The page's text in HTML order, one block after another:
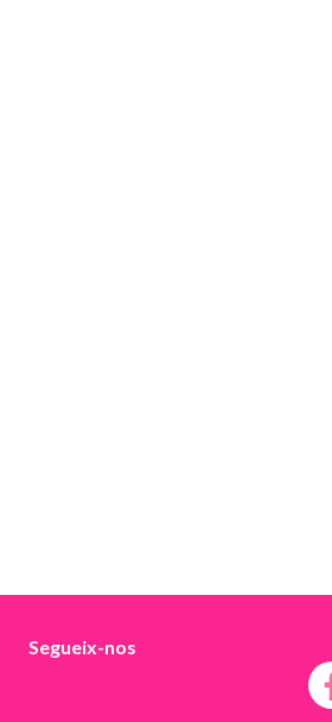
Segueix-nos